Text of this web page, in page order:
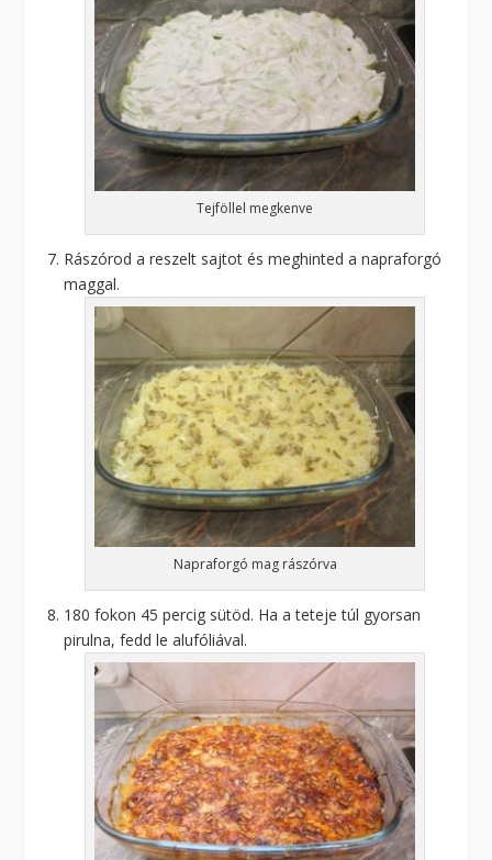
Tejföllel megkenve
Rászórod a reszelt sajtot és meghinted a napraforgó
maggal.
Napraforgó mag rászórva
180 fokon 45 percig sütöd. Ha a teteje túl gyorsan
pirulna, fedd le alufóliával.